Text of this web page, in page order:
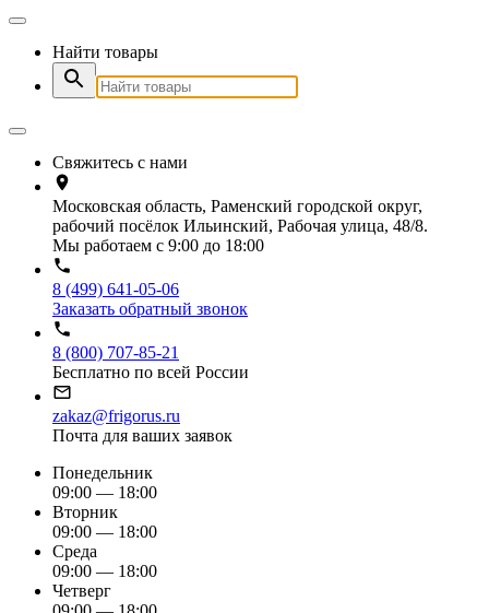
Найти товары
Свяжитесь с нами
Московская область, Раменский городской округ,
рабочий посёлок Ильинский, Рабочая улица, 48/8.
Мы работаем с 9:00 до 18:00
8 (499) 641-05-06
Заказать обратный звонок
8 (800) 707-85-21
Бесплатно по всей России
zakaz@frigorus.ru
Почта для ваших заявок
Понедельник
09:00 — 18:00
Вторник
09:00 — 18:00
Среда
09:00 — 18:00
Четверг